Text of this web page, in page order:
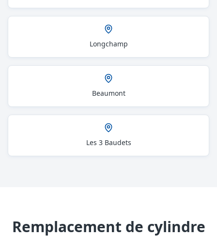
Longchamp
Beaumont
Les 3 Baudets
Remplacement de cylindre